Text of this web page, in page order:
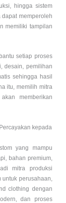
hingga sistem
dapat memperoleh
memiliki tampilan
setiap proses
desain, pemilihan
sehingga hasil
itu, memilih mitra
memberikan
kepada
yang mampu
bahan premium,
mitra produksi
perusahaan,
clothing dengan
dan proses